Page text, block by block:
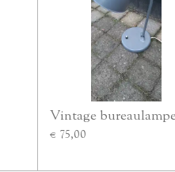
Vintage
€ 75,00